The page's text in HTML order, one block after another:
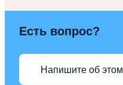
Есть вопрос?
Напишите об этом